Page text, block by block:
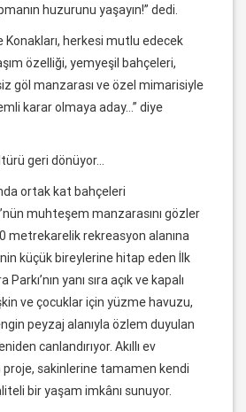
huzurunu yaşayın!” dedi.
Konakları, herkesi mutlu edecek
özelliği, yemyeşil bahçeleri,
göl manzarası ve özel mimarisiyle
karar olmaya aday…” diye
geri dönüyor…
ortak kat bahçeleri
muhteşem manzarasını gözler
metrekarelik rekreasyon alanına
küçük bireylerine hitap eden İlk
yanı sıra açık ve kapalı
ve çocuklar için yüzme havuzu,
peyzaj alanıyla özlem duyulan
canlandırıyor. Akıllı ev
sakinlerine tamamen kendi
bir yaşam imkânı sunuyor.